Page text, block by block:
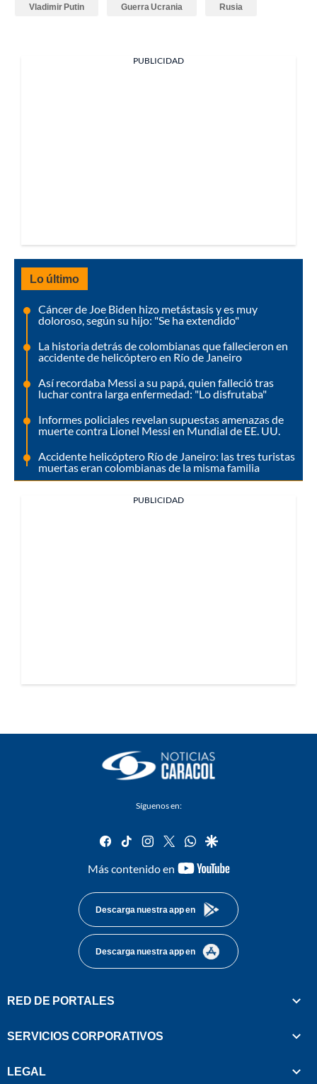
Vladimir Putin Guerra Ucrania Rusia
PUBLICIDAD
Lo último
Cáncer de Joe Biden hizo metástasis y es muy
doloroso, según su hijo: "Se ha extendido"
La historia detrás de colombianas que fallecieron en
accidente de helicóptero en Río de Janeiro
Así recordaba Messi a su papá, quien falleció tras
luchar contra larga enfermedad: "Lo disfrutaba"
Informes policiales revelan supuestas amenazas de
muerte contra Lionel Messi en Mundial de EE. UU.
Accidente helicóptero Río de Janeiro: las tres turistas
muertas eran colombianas de la misma familia
PUBLICIDAD
Síguenos en:
facebook
tiktok instagram
twitterwhatsapp
google
Más contenido en
youtube-
Descarga nuestra app en
Descarga nuestra app en
RED DE PORTALES
SERVICIOS CORPORATIVOS
LEGAL